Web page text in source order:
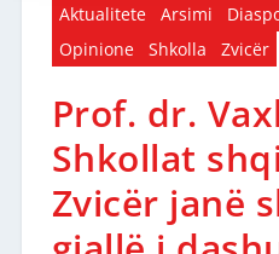
Aktualitete Arsimi
Opinione
Shkolla Zvicër
Prof. dr.
Shkollat
Zvicër janë